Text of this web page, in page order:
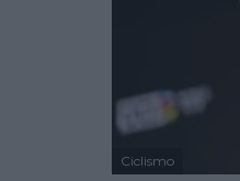
Ciclismo